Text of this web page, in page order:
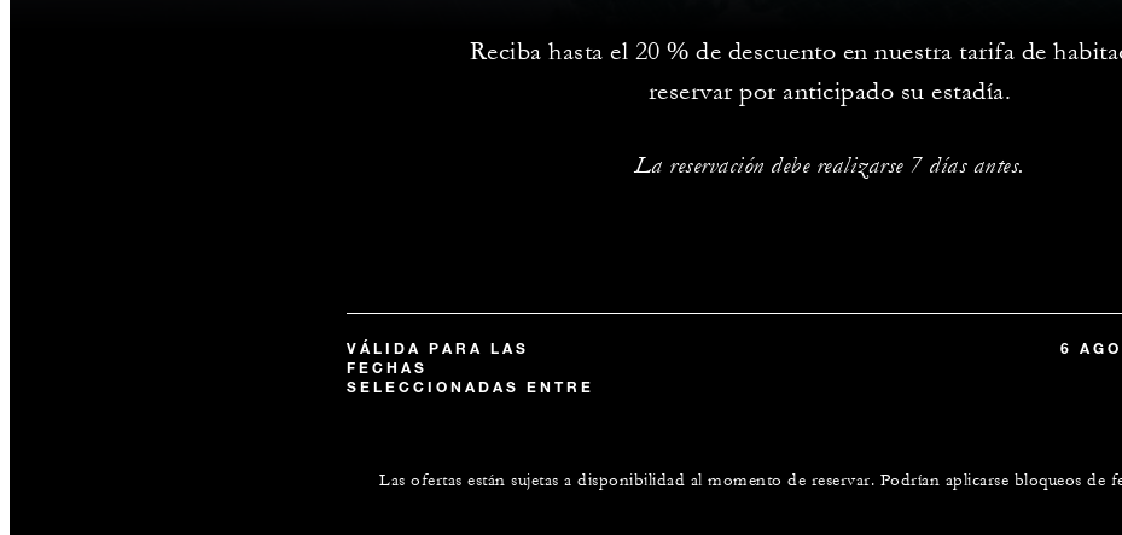
Reciba hasta el 20 % de descuento en nuestra tarifa de
reservar por anticipado su estadía.
La reservación debe realizarse 7 días antes.
VÁLIDA PARA LAS
FECHAS
SELECCIONADAS ENTRE
6
Las ofertas están sujetas a disponibilidad al momento de reservar. Podrían aplicarse bloqueos de